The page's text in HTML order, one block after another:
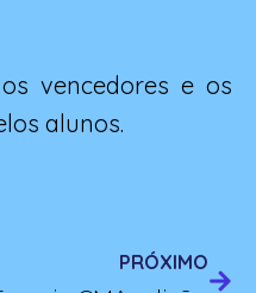
vencedores e os
alunos.
PRÓXIMO